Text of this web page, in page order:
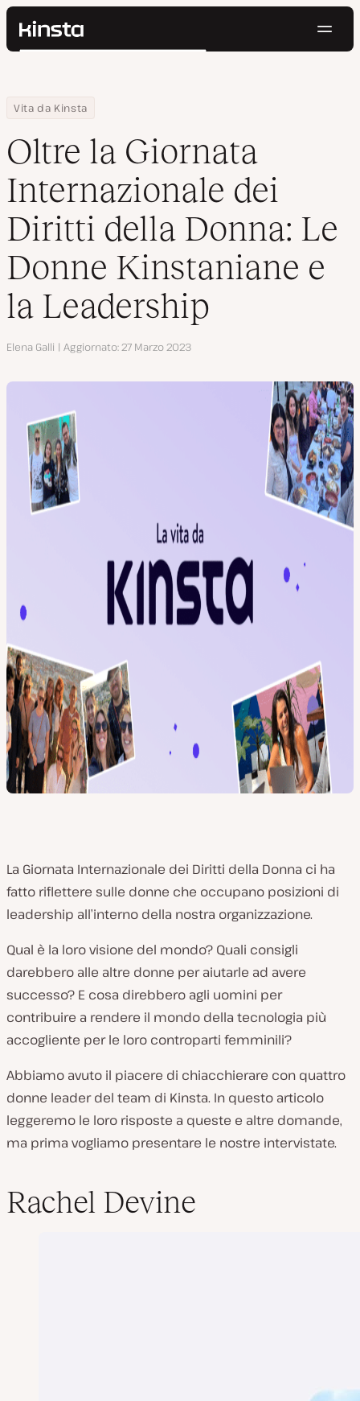
Kinsta®
Prezzi
Contatti
Cerca
Home
Centro Risorse
Blog
Vita da Kinsta
Oltre la Giornata Internazionale dei Diritti della Donna: Le Donne
Oltre la Giornata
Internazionale dei
Diritti della Donna: Le
Donne Kinstaniane e
la Leadership
Autore
Elena Galli Aggiornato 27 Marzo 2023
La Giornata Internazionale dei Diritti della Donna ci ha
fatto riflettere sulle donne che occupano posizioni di
leadership all’interno della nostra organizzazione.
Qual è la loro visione del mondo? Quali consigli
darebbero alle altre donne per aiutarle ad avere
successo? E cosa direbbero agli uomini per
contribuire a rendere il mondo della tecnologia più
accogliente per le loro controparti femminili?
Abbiamo avuto il piacere di chiacchierare con quattro
donne leader del team di Kinsta. In questo articolo
leggeremo le loro risposte a queste e altre domande,
ma prima vogliamo presentare le nostre intervistate.
Rachel Devine